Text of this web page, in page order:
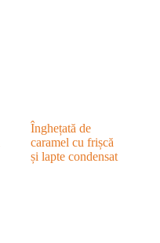
Înghețată de
caramel cu frișcă
și lapte condensat